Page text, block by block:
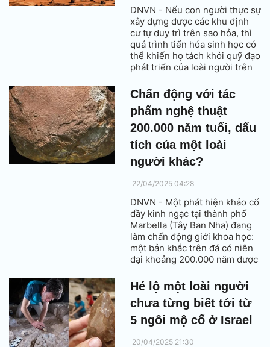
DNVN - Nếu con người thực sự
xây dựng được các khu định
cư tự duy trì trên sao hỏa, thì
quá trình tiến hóa sinh học có
thể khiến họ tách khỏi quỹ đạo
phát triển của loài người trên
giáo sư sinh học Scott
Solomon, Đại học Rice (Mỹ),
khi nhìn về viễn cảnh dài hạn
của việc sống ngoài không
gian.
Chấn động với tác
phẩm nghệ thuật
200.000 năm tuổi, dấu
tích của một loài
người khác?
22/04/2025 04:28
DNVN - Một phát hiện khảo cổ
đầy kinh ngạc tại thành phố
Marbella (Tây Ban Nha) đang
làm chấn động giới khoa học:
một bản khắc trên đá có niên
đại khoảng 200.000 năm được
lâu đời nhất từng được con
người tạo ra.
Hé lộ một loài người
chưa từng biết tới từ
5 ngôi mộ cổ ở Israel
20/04/2025 21:30